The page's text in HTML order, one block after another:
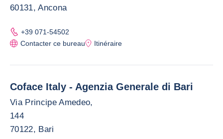
60131, Ancona
+39 071-54502
Contacter ce bureau
Itinéraire
Coface Italy - Agenzia Generale di Bari
Via Principe Amedeo,
144
70122, Bari